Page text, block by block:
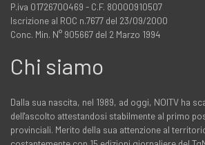
P.iva 01726700469 - C.F. 80000910507
Iscrizione al ROC n.7677 del 23/09/2000
Conc. Min. N° 905667 del 2 Marzo 1994
Chi siamo
Dalla sua nascita, nel 1989, ad oggi, NOITV ha
dell'ascolto attestandosi stabilmente al primo
provinciali. Merito della sua attenzione al